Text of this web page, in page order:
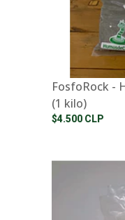
FosfoRock -
(1 kilo)
$4.500 CLP